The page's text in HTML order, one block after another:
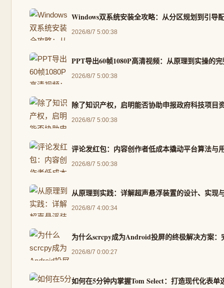
Windows双系统安装全攻略：从分区规划到引导
2026/8/7 5:00:38
PPT导出60帧1080P高清视频：从原理到实操的
2026/8/7 5:00:38
除了知识产权，启明能否协助申报政府科技项目
2026/8/7 5:00:38
评论发红包：内容创作者低成本撬动平台算法与
2026/8/7 5:00:38
从原理到实践：详解超声悬浮装置的设计、实现
2026/8/7 4:00:34
为什么scrcpy成为Android投屏的终极解决方案：
2026/8/7 0:00:27
如何在5分钟内掌握Tom Select：打造现代化表单